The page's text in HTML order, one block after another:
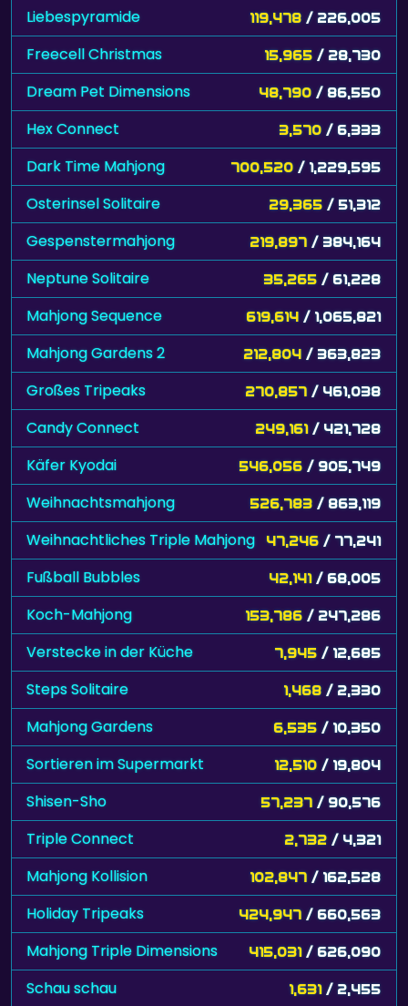
Liebespyramide 119,478 / 226,005
Freecell Christmas 15,965 / 28,730
Dream Pet Dimensions 48,790 / 86,550
Hex Connect 3,570 / 6,333
Dark Time Mahjong 700,520 / 1,229,595
Osterinsel Solitaire 29,365 / 51,312
Gespenstermahjong 219,897 / 384,164
Neptune Solitaire 35,265 / 61,228
Mahjong Sequence 619,614 / 1,065,821
Mahjong Gardens 2 212,804 / 363,823
Großes Tripeaks 270,857 / 461,038
Candy Connect 249,161 / 421,728
Käfer Kyodai 546,056 / 905,749
Weihnachtsmahjong 526,783 / 863,119
Weihnachtliches Triple Mahjong 47,246 / 77,241
Fußball Bubbles 42,141 / 68,005
Koch-Mahjong 153,786 / 247,286
Verstecke in der Küche 7,945 / 12,685
Steps Solitaire 1,468 / 2,330
Mahjong Gardens 6,535 / 10,350
Sortieren im Supermarkt 12,510 / 19,804
Shisen-Sho 57,237 / 90,576
Triple Connect 2,732 / 4,321
Mahjong Kollision 102,847 / 162,528
Holiday Tripeaks 424,947 / 660,563
Mahjong Triple Dimensions 415,031 / 626,090
Schau schau 1,631 / 2,455